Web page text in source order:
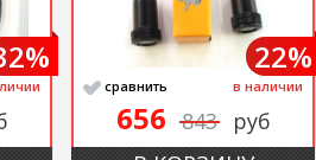
сравнить в наличии
656 843 руб
22%